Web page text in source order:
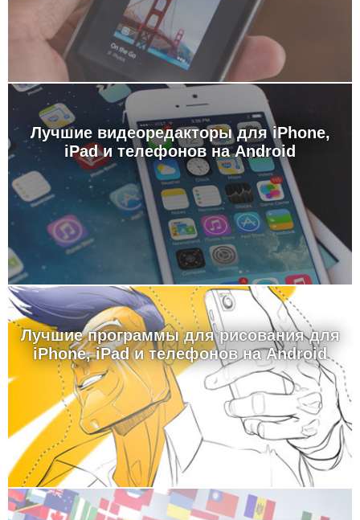
Лучшие видеоредакторы для iPhone,
iPad и телефонов на Android
Лучшие программы для рисования для
iPhone, iPad и телефонов на Android